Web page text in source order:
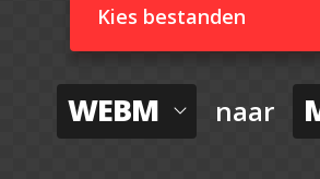
Kies bestanden
WEBM naar